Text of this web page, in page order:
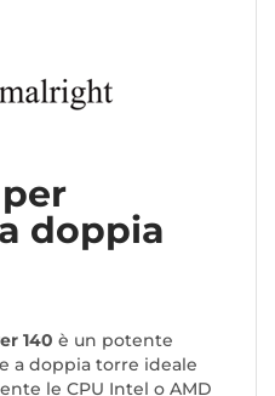
doppia
140 è un potente
a doppia torre ideale
le CPU Intel o AMD